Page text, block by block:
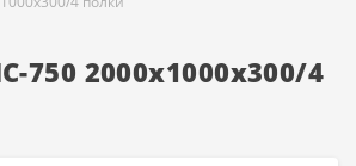
750 2000х1000х300/4